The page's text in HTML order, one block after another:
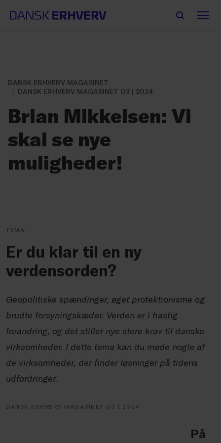
DANSK ERHVERV MAGASINET
DANSK ERHVERV MAGASINET 03 | 2024
Brian Mikkelsen: Vi
skal se nye
muligheder!
TEMA:
Er du klar til en ny
verdensorden?
Geopolitiske spændinger, øget protektionisme og
brudte forsyningskæder. Verden er i hastig
forandring, og det stiller nye store krav til danske
virksomheder. I dette tema kan du møde nogle af
de virksomheder, der finder løsninger på tidens
udfordringer.
DANSK ERHVERV MAGASINET 03 | 2024
På